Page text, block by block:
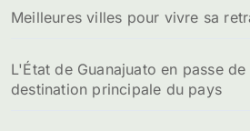
Meilleures villes pour vivre sa
L'État de Guanajuato en passe
destination principale du pays